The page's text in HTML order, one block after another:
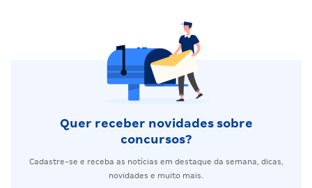
Quer receber novidades sobre
concursos?
Cadastre-se e receba as notícias em destaque da semana, dicas,
novidades e muito mais.